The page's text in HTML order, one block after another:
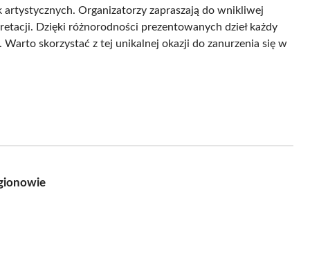
Organizatorzy zapraszają do wnikliwej
Dzięki różnorodności prezentowanych dzieł każdy
skorzystać z tej unikalnej okazji do zanurzenia się w